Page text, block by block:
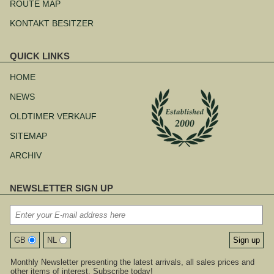
ROUTE MAP
KONTAKT BESITZER
QUICK LINKS
überspringen
HOME
NEWS
OLDTIMER VERKAUF
SITEMAP
ARCHIV
NEWSLETTER SIGN UP
GB NL
Monthly Newsletter presenting the latest arrivals, all sales prices and
other items of interest. Subscribe today!